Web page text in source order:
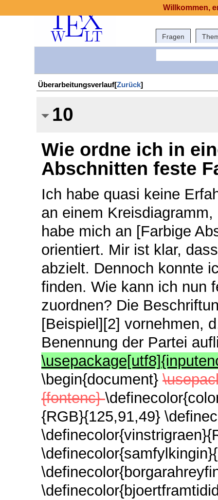
Fragen
Überarbeitungsverlauf[Zurück]
10
Wie ordne ich in
Abschnitten feste
Ich habe quasi keine
an einem
habe mich an [Farbige
orientiert. Mir ist klar,
abzielt. Dennoch konnte
finden. Wie kann ich nun
zuordnen? Die
[Beispiel][2] vornehmen,
Benennung der Partei
\begin{document}
{fontenc}
{RGB}{125,91,49}
Willkommen,